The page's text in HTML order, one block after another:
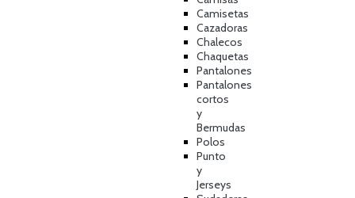
Camisetas
Cazadoras
Chalecos
Chaquetas
Pantalones
Pantalones
cortos
y
Bermudas
Polos
Punto
y
Jerseys